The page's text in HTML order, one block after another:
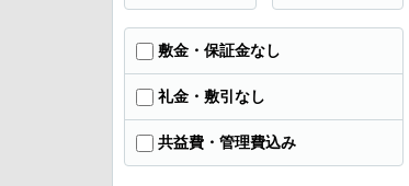
敷金・保証金なし
礼金・敷引なし
共益費・管理費込み